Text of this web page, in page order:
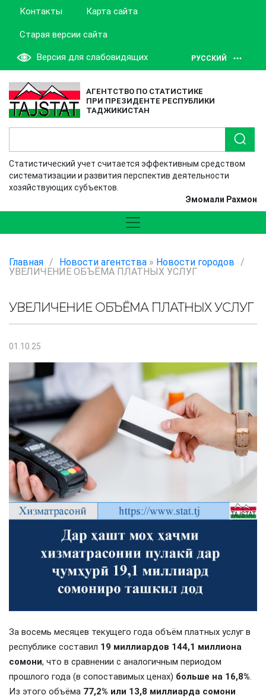
Контакты Карта сайта
Старая версии сайта
Версия для слабовидящих РУССКИЙ
АГЕНТСТВО ПО СТАТИСТИКЕ
ПРИ ПРЕЗИДЕНТЕ РЕСПУБЛИКИ
ТАДЖИКИСТАН
Статистический учет считается эффективным средством
систематизации и развития перспектив деятельности
хозяйствующих субъектов.
Эмомали Рахмон
Главная / Новости агентства » Новости городов /
УВЕЛИЧЕНИЕ ОБЪЁМА ПЛАТНЫХ УСЛУГ
УВЕЛИЧЕНИЕ ОБЪЁМА ПЛАТНЫХ УСЛУГ
01.10.25
За восемь месяцев текущего года объём платных услуг в
республике составил 19 миллиардов 144,1 миллиона
сомони, что в сравнении с аналогичным периодом
прошлого года (в сопоставимых ценах) больше на 16,8%.
Из этого объёма 77,2% или 13,8 миллиарда сомони